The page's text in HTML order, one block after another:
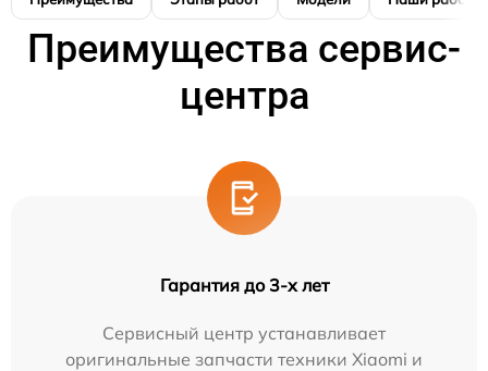
Преимущества сервис-
центра
Гарантия до 3-х лет
Сервисный центр устанавливает
оригинальные запчасти техники Xiaomi и